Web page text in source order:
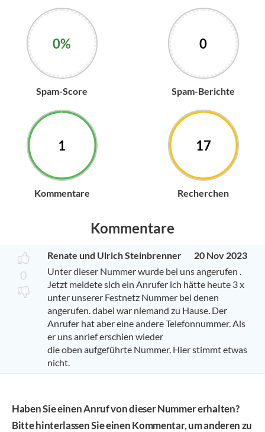
0%
Spam-Score
0
Spam-Berichte
1
Kommentare
17
Recherchen
Kommentare
0
Renate und Ulrich Steinbrenner
20 Nov 2023
Unter dieser Nummer wurde bei uns angerufen .
Jetzt meldete sich ein Anrufer ich hätte heute 3 x
unter unserer Festnetz Nummer bei denen
angerufen. dabei war niemand zu Hause. Der
Anrufer hat aber eine andere Telefonnummer. Als
er uns anrief erschien wieder
die oben aufgeführte Nummer. Hier stimmt etwas
nicht.
Haben Sie einen Anruf von dieser Nummer erhalten?
Bitte hinterlassen Sie einen Kommentar, um anderen zu